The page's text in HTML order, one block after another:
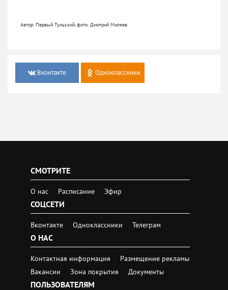
Автор: Первый Тульский, фото: Дмитрий Миляев
Вконтакте Одноклассники
СМОТРИТЕ
О нас Расписание Эфир
СОЦСЕТИ
Вконтакте Одноклассники Телеграм
О НАС
Контактная информация
Размещение рекламы
Вакансии
Зона покрытия Документы
ПОЛЬЗОВАТЕЛЯМ